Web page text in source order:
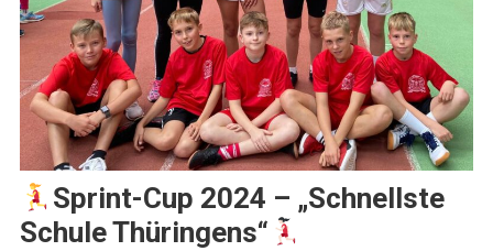
Sprint-Cup 2024 – „Schnellste
Schule Thüringens“